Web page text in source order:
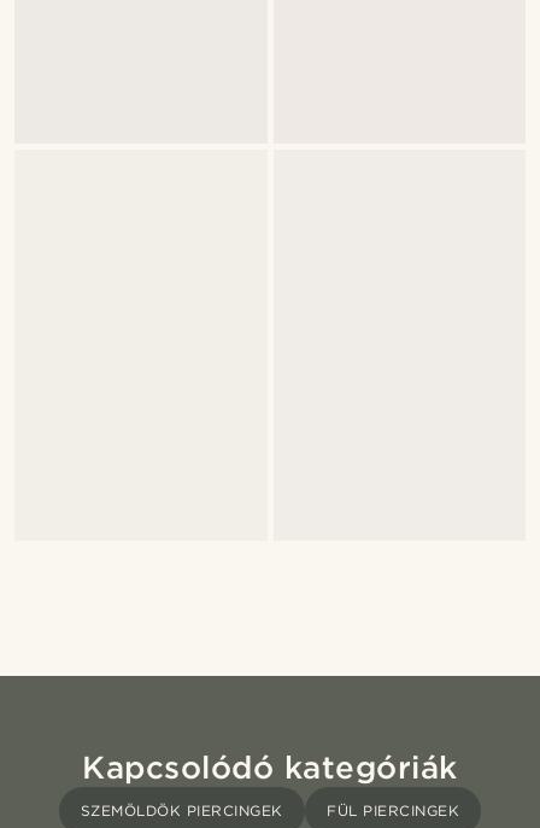
Kapcsolódó kategóriák
SZEMÖLDÖK PIERCINGEK FÜL PIERCINGEK